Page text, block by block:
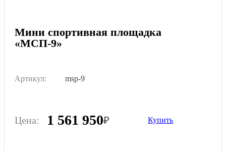
Мини спортивная площадка
«МСП-9»
Артикул: msp-9
Цена: 1 561 950₽ Купить